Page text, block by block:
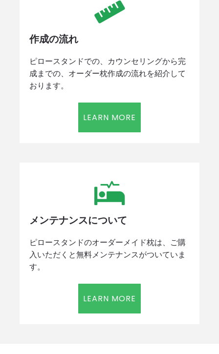
作成の流れ
ピロースタンドでの、カウンセリングから完
成までの、オーダー枕作成の流れを紹介して
おります。
LEARN MORE
メンテナンスについて
ピロースタンドのオーダーメイド枕は、ご購
入いただくと無料メンテナンスがついていま
す。
LEARN MORE